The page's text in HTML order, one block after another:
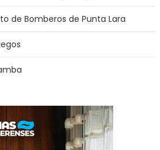
de Bomberos de Punta Lara